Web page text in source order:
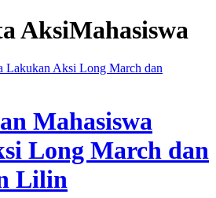
AksiMahasiswa
Lakukan Aksi Long March dan
Mahasiswa
Long March dan
Lilin